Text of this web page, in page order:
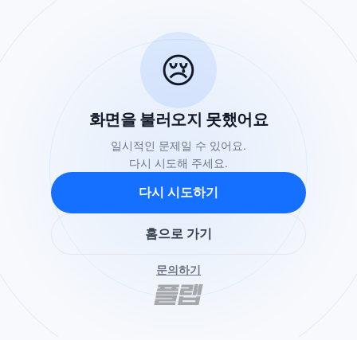
😢
화면을 불러오지 못했어요
일시적인 문제일 수 있어요.
다시 시도해 주세요.
다시 시도하기
홈으로 가기
문의하기